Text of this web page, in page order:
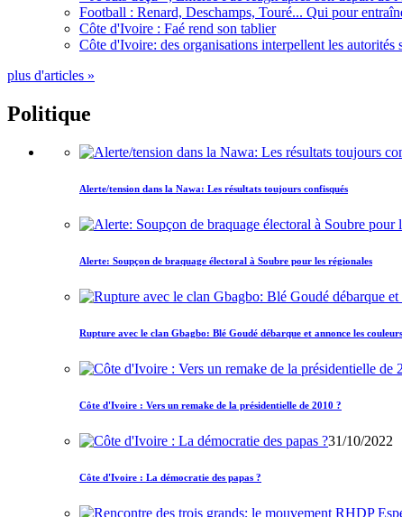
Football : Renard, Deschamps, Touré... Qui pour
Côte d'Ivoire : Faé rend son tablier
Côte d'Ivoire: des organisations interpellent les autorités
plus d'articles »
Politique
Alerte/tension dans la Nawa: Les résultats toujours confisqués
Alerte: Soupçon de braquage électoral à Soubre pour les régionales
Rupture avec le clan Gbagbo: Blé Goudé débarque et annonce les couleurs
Côte d'Ivoire : Vers un remake de la présidentielle de 2010 ?
31/10/2022
Côte d'Ivoire : La démocratie des papas ?